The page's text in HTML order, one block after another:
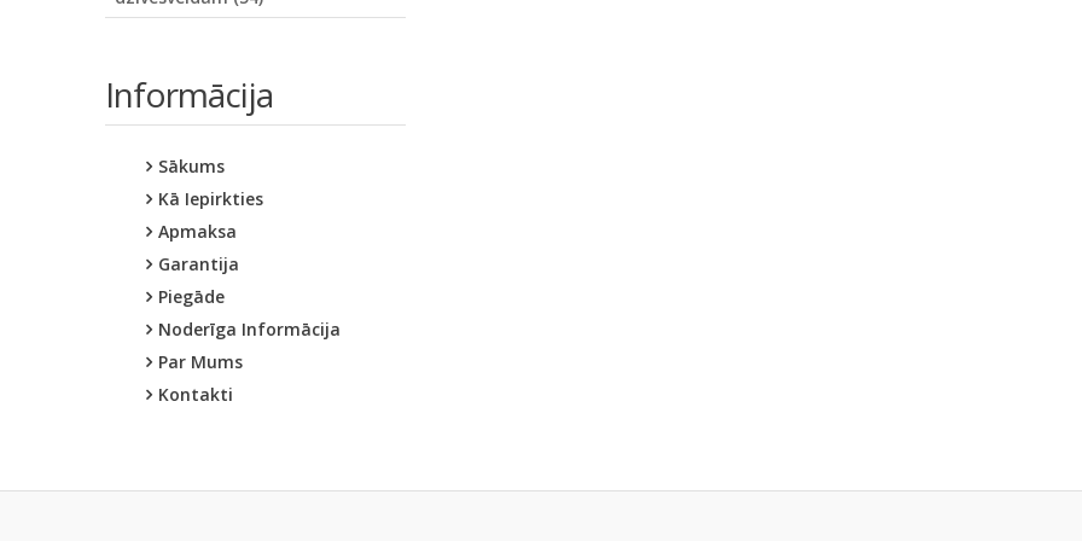
Informācija
Sākums
Kā Iepirkties
Apmaksa
Garantija
Piegāde
Noderīga Informācija
Par Mums
Kontakti